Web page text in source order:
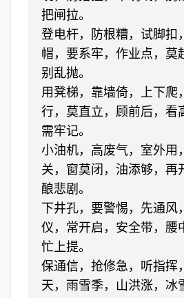
把闸拉。
登电杆，防根糟，试脚扣
帽，要系牢，作业点，莫
别乱抛。
用凳梯，靠墙倚，上下爬
行，莫直立，顾前后，看
需牢记。
小油机，高废气，室外用
关，窗莫闭，油添够，再
酿悲剧。
下井孔，要警惕，先通风
仪，常开启，安全带，腰
忙上提。
保通信，抢修急，听指挥
天，雨雪季，山洪涨，冰